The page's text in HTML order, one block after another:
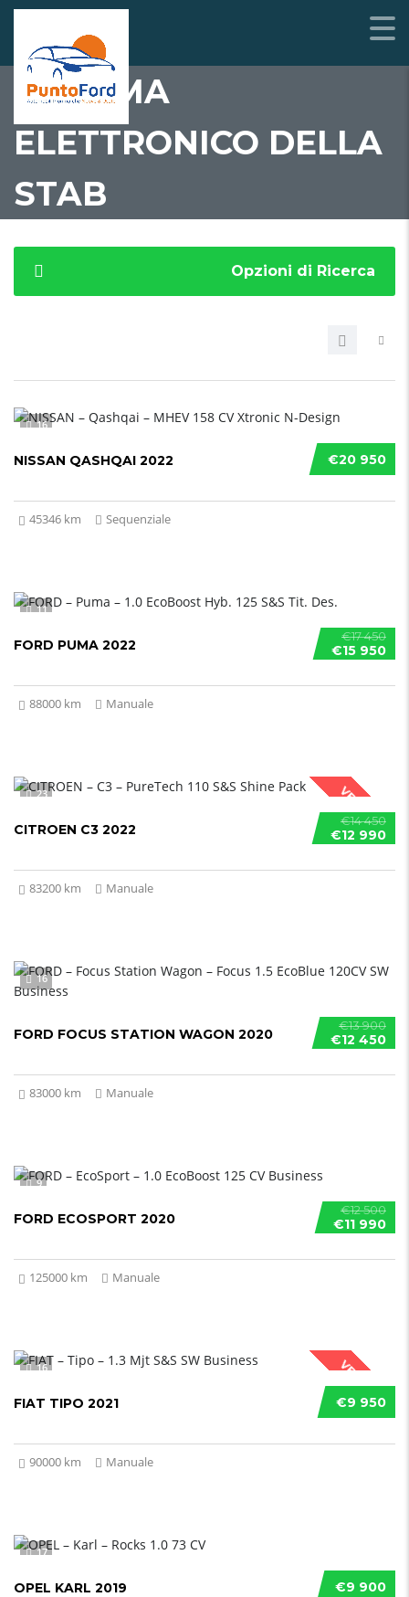
SISTEMA
ELETTRONICO DELLA
STAB
Opzioni di Ricerca
16
€20 950
NISSAN QASHQAI 2022
45346 km Sequenziale
11
€17 450
€15 950
FORD PUMA 2022
88000 km Manuale
VENDUTO
23
€14 450
€12 990
CITROEN C3 2022
83200 km Manuale
16
€13 900
€12 450
FORD FOCUS STATION WAGON 2020
83000 km Manuale
9
€12 500
€11 990
FORD ECOSPORT 2020
125000 km Manuale
VENDUTO
16
€9 950
FIAT TIPO 2021
90000 km Manuale
17
€9 900
OPEL KARL 2019